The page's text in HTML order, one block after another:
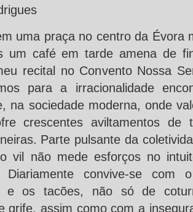
uma praça no centro da Évora
um café em tarde amena de
recital no Convento Nossa
para a irracionalidade
na sociedade moderna, onde
crescentes aviltamentos de
Parte pulsante da
vil não mede esforços no
Diariamente convive-se com
e os tacões, não só de
grife, assim como com a